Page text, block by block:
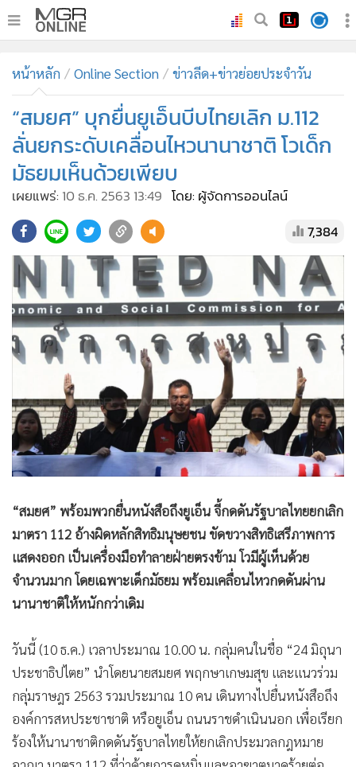
ทันเหตุการณ์
• ภาคใต้
ภูมิภาค
Online Section
• บันเทิง
• คอลัมนิสต์
• ละคร
• CbizReview
• Cyber BIZ
• ผู้จัดกวน
• Good health & Well-being
Green Innovation & SD
• Management & HR
• MGR Live
• Infographic
• การเมือง
• ท่องเที่ยว
• กีฬา
• ต่างประเทศ
• Special Scoop
• เศรษฐกิจ-ธุรกิจ
• ชุมชน-คุณภาพชีวิต
• อาชญากรรม
• Motoring
• เกม
• วิทยาศาสตร์
หน้าหลัก Online Section ข่าวลีด+ข่าวย่อยประจำวัน
“สมยศ” บุกยื่นยูเอ็นบีบไทยเลิก ม.112
ลั่นยกระดับเคลื่อนไหวนานาชาติ โวเด็ก
มัธยมเห็นด้วยเพียบ
เผยแพร่: 10 ธ.ค. 2563 13:49 โดย: ผู้จัดการออนไลน์
7,384
“สมยศ” พร้อมพวกยื่นหนังสือถึงยูเอ็น จี้กดดันรัฐบาลไทยยกเลิก
มาตรา 112 อ้างผิดหลักสิทธิมนุษยชน ขัดขวางสิทธิเสรีภาพการ
แสดงออก เป็นเครื่องมือทำลายฝ่ายตรงข้าม โวมีผู้เห็นด้วย
จำนวนมาก โดยเฉพาะเด็กมัธยม พร้อมเคลื่อนไหวกดดันผ่าน
นานาชาติให้หนักกว่าเดิม
วันนี้ (10 ธ.ค.) เวลาประมาณ 10.00 น. กลุ่มคนในชื่อ “24 มิถุนา
ประชาธิปไตย” นำโดยนายสมยศ พฤกษาเกษมสุข และแนวร่วม
กลุ่มราษฎร 2563 รวมประมาณ 10 คน เดินทางไปยื่นหนังสือถึง
องค์การสหประชาชาติ หรือยูเอ็น ถนนราชดำเนินนอก เพื่อเรียก
ร้องให้นานาชาติกดดันรัฐบาลไทยให้ยกเลิกประมวลกฎหมาย